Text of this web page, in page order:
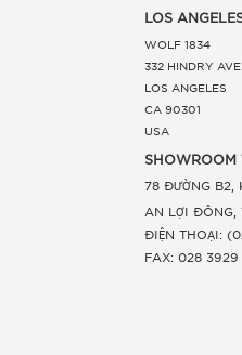
LOS
WOLF 1834
332 HINDRY
LOS ANGELES
CA 90301
USA
SHOWROOM
78 ĐƯỜNG B2,
AN LỢI ĐÔNG,
ĐIỆN THOẠI:
FAX: 028